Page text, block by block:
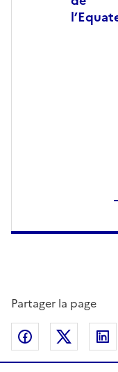
Partager la page
Partager sur